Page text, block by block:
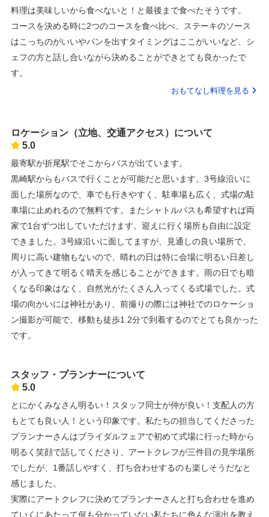
料理は美味しいから食べないと！と最後まで食べたそうです。
コースを決める時に2つのコースを食べ比べ、ステーキのソース
はこっちのがいいやパンを出すタイミングはここがいいなど、シ
ェフの方と話し合いながら決めることができとても良かったで
す。
おもてなし料理を見る
ロケーション（立地、交通アクセス）について
5.0
最寄駅が折尾駅でそこからバスが出ています。
黒崎駅からもバスで行くことが可能だと思います。3号線沿いに
面した場所なので、車でも行きやすく、駐車場も広く、式場の駐
車場に止めれるので無料です。またシャトルバスも希望すれば両
家で1台ずつ出していただけます。迎えに行く場所も自由に設定
できました。3号線沿いに面してますが、見通しの良い場所で、
周りに高い建物もないので、晴れの日は特に会場に明るい日差し
が入ってきて明るく晴天を感じることができます。雨の日でも暗
くなる印象はなく、自然光がたくさん入ってくる式場でした。式
場の向かいには神社があり、前撮りの際には神社でのロケーショ
ン撮影が可能で、移動も徒歩1.2分で到着するのでとても良かった
です。
スタッフ・プランナーについて
5.0
とにかくみなさん明るい！スタッフ同士が仲が良い！支配人の方
もとても良い人！という印象です。私たちの担当してくださった
プランナーさんはブライダルフェアで初めて式場に行った時から
明るく笑顔で話してくださり、アートクレフが三件目の見学場所
でしたが、1番話しやすく、打ち合わせするのも楽しそうだなと
感じました。
実際にアートクレフに決めてプランナーさんと打ち合わせを進め
ていくにあたって何も分かっていない私たちに色んな演出を教え